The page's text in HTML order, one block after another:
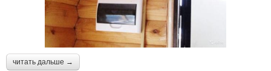
читать дальше →